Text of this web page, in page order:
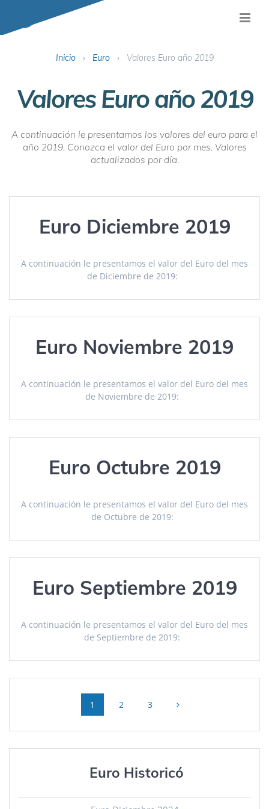
Inicio› Euro› Valores Euro año 2019
Valores Euro año 2019
A continuación le presentamos los valores del euro para el
año 2019. Conozca el valor del Euro por mes. Valores
actualizados por día.
Euro Diciembre 2019
A continuación le presentamos el valor del Euro del mes
de Diciembre de 2019:
Euro Noviembre 2019
A continuación le presentamos el valor del Euro del mes
de Noviembre de 2019:
Euro Octubre 2019
A continuación le presentamos el valor del Euro del mes
de Octubre de 2019:
Euro Septiembre 2019
A continuación le presentamos el valor del Euro del mes
de Septiembre de 2019:
navigation
Page
1 Page
2 Page
3
Euro Historicó